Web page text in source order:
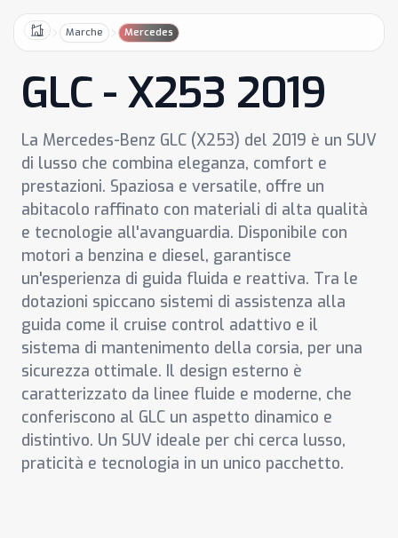
HomeMarche Mercedes
GLC - X253 2019
La Mercedes-Benz GLC (X253) del 2019 è un SUV
di lusso che combina eleganza, comfort e
prestazioni. Spaziosa e versatile, offre un
abitacolo raffinato con materiali di alta qualità
e tecnologie all'avanguardia. Disponibile con
motori a benzina e diesel, garantisce
un'esperienza di guida fluida e reattiva. Tra le
dotazioni spiccano sistemi di assistenza alla
guida come il cruise control adattivo e il
sistema di mantenimento della corsia, per una
sicurezza ottimale. Il design esterno è
caratterizzato da linee fluide e moderne, che
conferiscono al GLC un aspetto dinamico e
distintivo. Un SUV ideale per chi cerca lusso,
praticità e tecnologia in un unico pacchetto.